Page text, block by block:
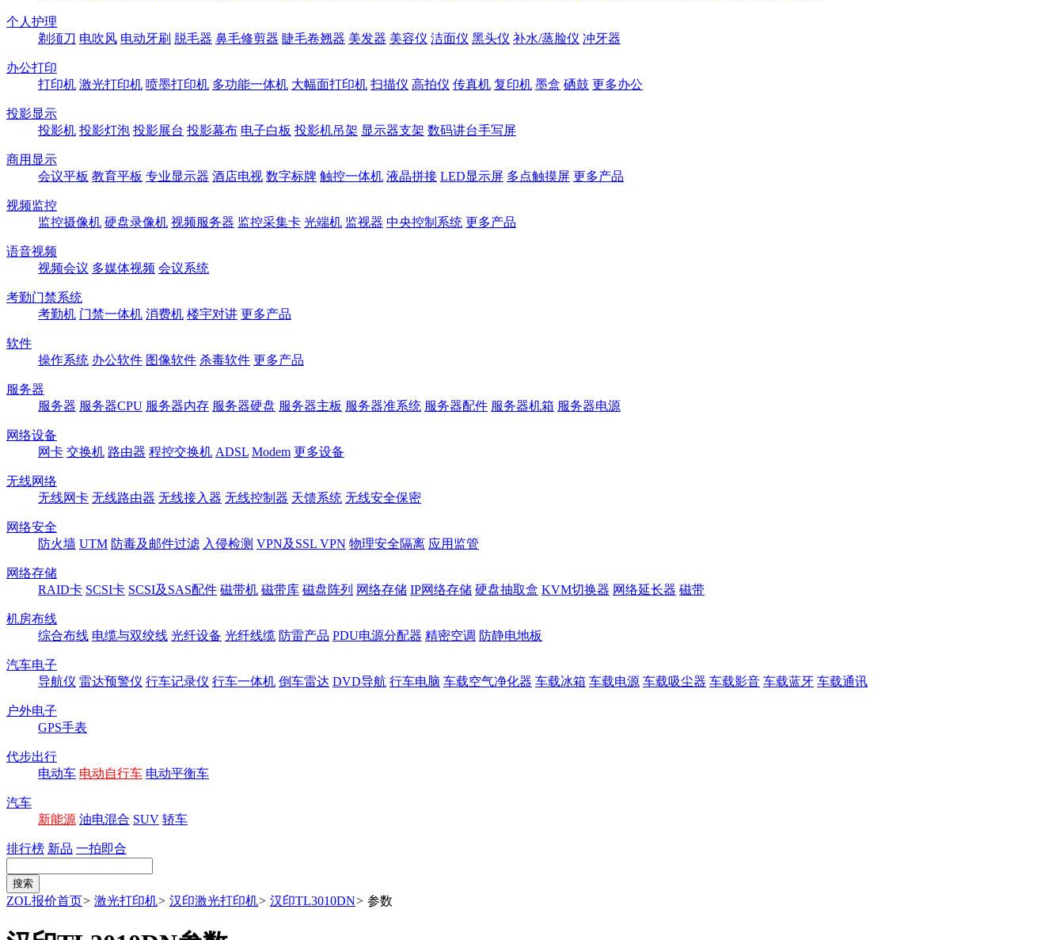
个人护理
剃须刀 电吹风 电动牙刷 脱毛器 鼻毛修剪器 睫毛卷翘器 美发器 美容仪 洁面仪 黑头仪 补水/蒸脸仪 冲牙器
办公打印
打印机 激光打印机 喷墨打印机 多功能一体机 大幅面打印机 扫描仪 高拍仪 传真机 复印机 墨盒 硒鼓 更多办公
投影显示
投影机 投影灯泡 投影展台 投影幕布 电子白板 投影机吊架 显示器支架 数码讲台手写屏
商用显示
会议平板 教育平板 专业显示器 酒店电视 数字标牌 触控一体机 液晶拼接 LED显示屏 多点触摸屏 更多产品
视频监控
监控摄像机 硬盘录像机 视频服务器 监控采集卡 光端机 监视器 中央控制系统 更多产品
语音视频
视频会议 多媒体视频 会议系统
考勤门禁系统
考勤机 门禁一体机 消费机 楼宇对讲 更多产品
软件
操作系统 办公软件 图像软件 杀毒软件 更多产品
服务器
服务器 服务器CPU 服务器内存 服务器硬盘 服务器主板 服务器准系统 服务器配件 服务器机箱 服务器电源
网络设备
网卡 交换机 路由器 程控交换机 ADSL Modem 更多设备
无线网络
无线网卡 无线路由器 无线接入器 无线控制器 天馈系统 无线安全保密
网络安全
防火墙 UTM 防毒及邮件过滤 入侵检测 VPN及SSL VPN 物理安全隔离 应用监管
网络存储
RAID卡 SCSI卡 SCSI及SAS配件 磁带机 磁带库 磁盘阵列 网络存储 IP网络存储 硬盘抽取盒 KVM切换器 网络延长器 磁带
机房布线
综合布线 电缆与双绞线 光纤设备 光纤线缆 防雷产品 PDU电源分配器 精密空调 防静电地板
汽车电子
导航仪 雷达预警仪 行车记录仪 行车一体机 倒车雷达 DVD导航 行车电脑 车载空气净化器 车载冰箱 车载电源 车载吸尘器 车载影音 车载蓝牙 车载通讯
户外电子
GPS手表
代步出行
电动车 电动自行车 电动平衡车
汽车
新能源 油电混合 SUV 轿车
排行榜 新品 一拍即合
ZOL报价首页> 激光打印机> 汉印激光打印机> 汉印TL3010DN> 参数